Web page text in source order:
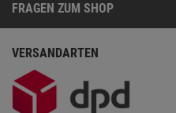
FRAGEN ZUM SHOP
VERSANDARTEN